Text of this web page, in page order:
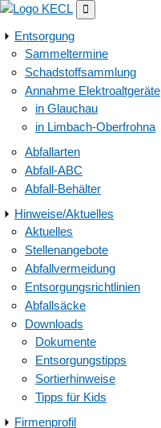

Entsorgung
Sammeltermine
Schadstoffsammlung
Annahme Elektroaltgeräte
in Glauchau
in Limbach-Oberfrohna
Abfallarten
Abfall-ABC
Abfall-Behälter
Hinweise/Aktuelles
Aktuelles
Stellenangebote
Abfallvermeidung
Entsorgungsrichtlinien
Abfallsäcke
Downloads
Dokumente
Entsorgungstipps
Sortierhinweise
Tipps für Kids
Firmenprofil